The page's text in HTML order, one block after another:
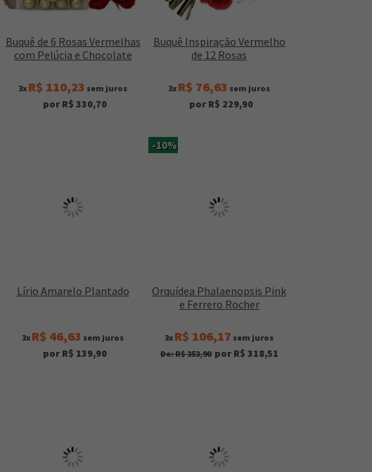
Buquê de 6 Rosas Vermelhas
com Pelúcia e Chocolate
3x R$ 110,23 sem juros
por R$ 330,70
Buquê Inspiração Vermelho
de 12 Rosas
3x R$ 76,63 sem juros
por R$ 229,90
Lírio Amarelo Plantado
3x R$ 46,63 sem juros
por R$ 139,90
-10%
Orquídea Phalaenopsis Pink
e Ferrero Rocher
3x R$ 106,17 sem juros
De: R$ 353,90 por R$ 318,51